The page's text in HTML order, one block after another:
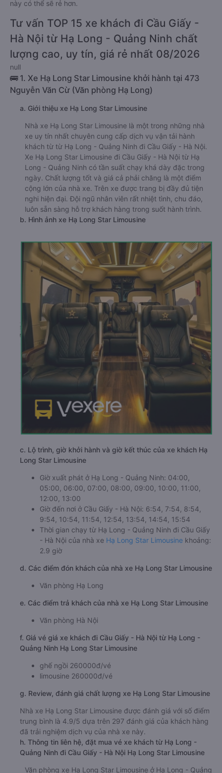
Quảng Ninhrẻ nhất là 300000VND của hãng xe Minh Châu
Limousine. Tùy thuộc vào chương trình khuyến mãi, giá vé Xe
Hạ Long - Quảng Ninh đi Cầu Giấy - Hà Nội giường nằm đôi
này có thể sẽ rẻ hơn.
Tư vấn TOP 15 xe khách đi Cầu Giấy -
Hà Nội từ Hạ Long - Quảng Ninh chất
lượng cao, uy tín, giá rẻ nhất 08/2026
🚌 1. Xe Hạ Long Star Limousine khởi hành tại 473
Nguyễn Văn Cừ (Văn phòng Hạ Long)
a. Giới thiệu xe Hạ Long Star Limousine
Nhà xe Hạ Long Star Limousine là một trong những nhà
xe uy tín nhất chuyên cung cấp dịch vụ vận tải hành
khách từ từ Hạ Long - Quảng Ninh đi Cầu Giấy - Hà Nội.
Xe Hạ Long Star Limousine đi Cầu Giấy - Hà Nội từ Hạ
Long - Quảng Ninh có tần suất chạy khá dày đặc trong
ngày. Chất lượng tốt và giá cả phải chăng là một điểm
cộng lớn của nhà xe. Trên xe được trang bị đầy đủ tiện
luôn sẵn sàng hỗ trợ khách hàng trong suốt hành trình.
b. Hình ảnh xe Hạ Long Star Limousine
c. Lộ trình, giờ khởi hành và giờ kết thúc của xe khách Hạ
Long Star Limousine
Giờ xuất phát ở Hạ Long - Quảng Ninh: 04:00,
05:00, 06:00, 07:00, 08:00, 09:00, 10:00, 11:00,
12:00, 13:00
Giờ đến nơi ở Cầu Giấy - Hà Nội: 6:54, 7:54, 8:54,
9:54, 10:54, 11:54, 12:54, 13:54, 14:54, 15:54
Thời gian chạy từ Hạ Long - Quảng Ninh đi Cầu Giấy
2.9 giờ
d. Các điểm đón khách của nhà xe Hạ Long Star Limousine
Văn phòng Hạ Long
e. Các điểm trả khách của nhà xe Hạ Long Star Limousine
f. Giá vé giá xe khách đi Cầu Giấy - Hà Nội từ Hạ Long -
limousine 260000đ/vé
g. Review, đánh giá chất lượng xe Hạ Long Star Limousine
Nhà xe Hạ Long Star Limousine được đánh giá với số điểm
trung bình là 4.9/5 dựa trên 297 đánh giá của khách hàng
đã trải nghiệm dịch vụ của nhà xe này.